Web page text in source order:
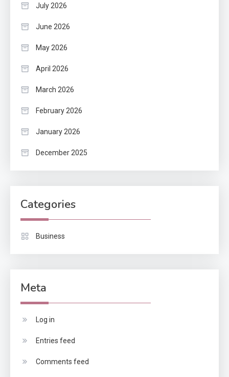
July 2026
June 2026
May 2026
April 2026
March 2026
February 2026
January 2026
December 2025
Categories
Business
Meta
Log in
Entries feed
Comments feed